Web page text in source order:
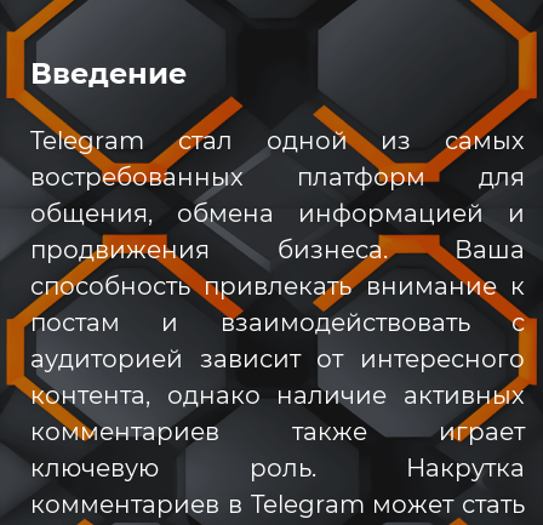
Введение
Telegram стал одной из самых
востребованных платформ для
общения, обмена информацией и
продвижения бизнеса. Ваша
способность привлекать внимание к
постам и взаимодействовать с
аудиторией зависит от интересного
контента, однако наличие активных
комментариев также играет
ключевую роль. Накрутка
комментариев в Telegram может стать